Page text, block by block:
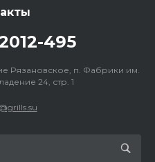
495
Рязановское, п. Фабрики им.
24, стр. 1